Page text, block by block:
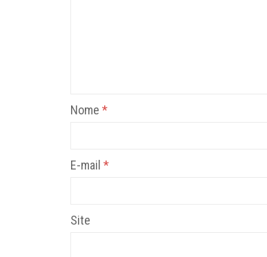
Nome *
E-mail *
Site